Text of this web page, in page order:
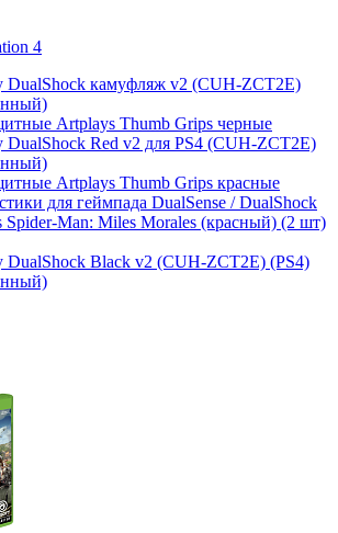
4
DualShock камуфляж v2 (CUH-ZCT2E)
Artplays Thumb Grips черные
DualShock Red v2 для PS4 (CUH-ZCT2E)
Artplays Thumb Grips красные
для геймпада DualSense / DualShock
Spider-Man: Miles Morales (красный) (2 шт)
DualShock Black v2 (CUH-ZCT2E) (PS4)